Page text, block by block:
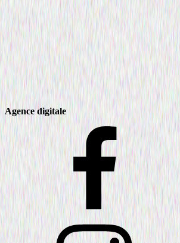
Agence digitale